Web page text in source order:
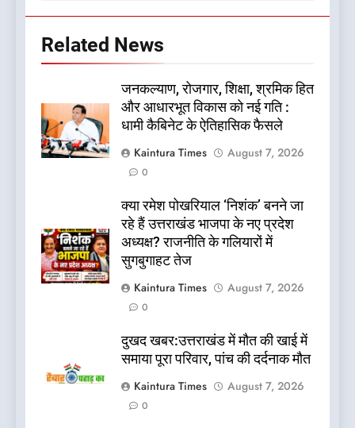
Related News
जनकल्याण, रोजगार, शिक्षा, श्रमिक हित
और आधारभूत विकास को नई गति :
धामी कैबिनेट के ऐतिहासिक फैसले
Kaintura Times
August 7, 2026
0
क्या रमेश पोखरियाल ‘निशंक’ बनने जा
रहे हैं उत्तराखंड भाजपा के नए प्रदेश
अध्यक्ष? राजनीति के गलियारों में
सुगबुगाहट तेज
Kaintura Times
August 7, 2026
0
दुखद खबर:उत्तराखंड में मौत की खाई में
समाया पूरा परिवार, पांच की दर्दनाक मौत
Kaintura Times
August 7, 2026
0